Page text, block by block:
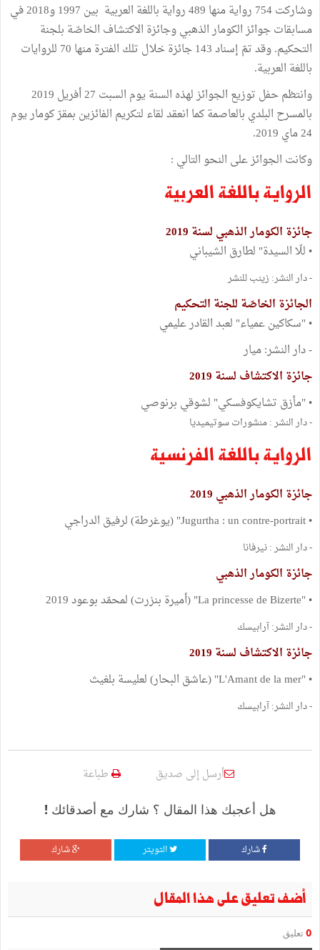
وشاركت 754 رواية منها 489 رواية باللغة العربية بين 1997 و2018 في
مسابقات جوائز الكومار الذهبي وجائزة الاكتشاف الخاصّة بلجنة
التحكيم. وقد تمّ إسناد 143 جائزة خلال تلك الفترة منها 70 للروايات
باللغة العربية.
وانتظم حفل توزيع الجوائز لهذه السنة يوم السبت 27 أفريل 2019
بالمسرح البلدي بالعاصمة كما انعقد لقاء لتكريم الفائزين بمقرّ كومار يوم
24 ماي 2019.
وكانت الجوائز على النحو التالي :
الرواية باللغة العربية
جائزة الكومار الذهبي لسنة 2019
• للّا السيدة" لطارق الشيباني
- دار النشر: زينب للنشر
الجائزة الخاصّة للجنة التحكيم
• "سكاكين عمياء" لعبد القادر عليمي
- دار النشر: ميار
جائزة الاكتشاف لسنة 2019
• "مأزق تشايكوفسكي" لشوقي برنوصي
- دار النشر : منشورات سوتيميديا
الرواية باللغة الفرنسية
جائزة الكومار الذهبي 2019
• Jugurtha : un contre-portrait" (يوغرطة) لرفيق الدراجي
- دار النشر : نيرفانا
جائزة الكومار الذهبي
• "La princesse de Bizerte" (أميرة بنزرت) لمحمّد بوعود 2019
- دار النشر: آرابيسك
جائزة الاكتشاف لسنة 2019
• "L'Amant de la mer" (عاشق البحار) لعليسة بلغيث
- دار النشر: آرابيسك
أرسل إلى صديق طباعة
هل أعجبك هذا المقال ؟ شارك مع أصدقائك !
شارك التويتر شارك
أضف تعليق على هذا المقال
0 تعليق